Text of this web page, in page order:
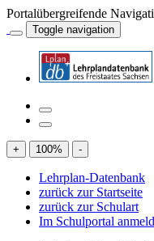
Portalübergreifende
Toggle navigation
+ 100% -
Lehrplan-Datenbank
zurück zur Startseite
zurück zur Schulart
Im Schulportal